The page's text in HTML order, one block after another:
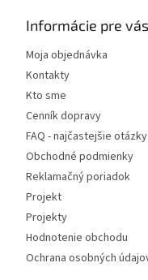
Informácie pre vás
Moja objednávka
Kontakty
Kto sme
Cenník dopravy
FAQ - najčastejšie otázky
Obchodné podmienky
Reklamačný poriadok
Projekt
Projekty
Hodnotenie obchodu
Ochrana osobných